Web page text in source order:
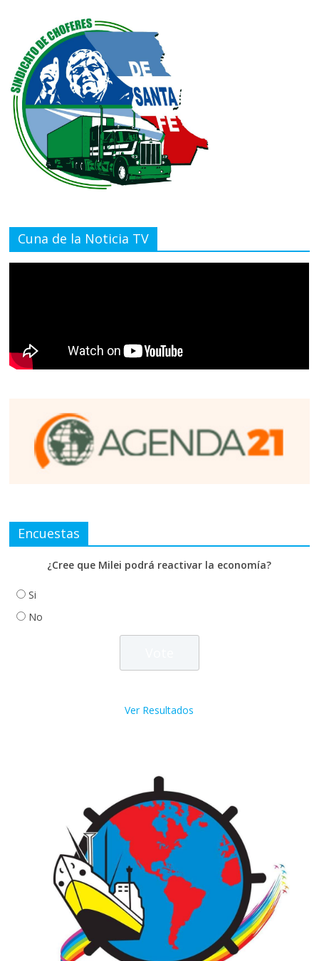
Cuna de la Noticia TV
Encuestas
¿Cree que Milei podrá reactivar la economía?
Si
No
Ver Resultados